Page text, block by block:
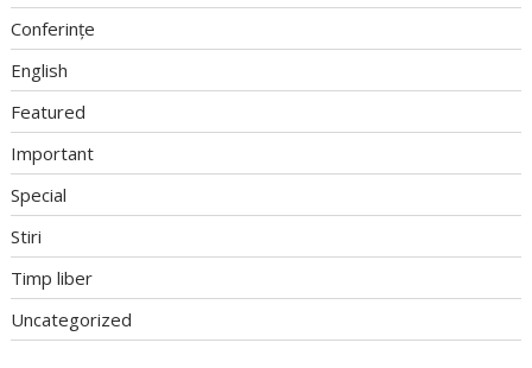
Conferințe
English
Featured
Important
Special
Stiri
Timp liber
Uncategorized